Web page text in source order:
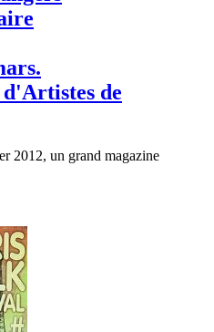
de
2012, un grand magazine